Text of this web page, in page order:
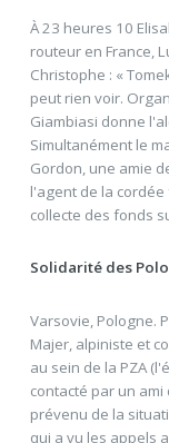
À 23 heures 10
routeur en France,
Christophe : «
peut rien voir.
Giambiasi donne
Simultanément le
Gordon, une amie
l'agent de la
collecte des fonds
Solidarité des
Varsovie, Pologne.
Majer, alpiniste et
au sein de la PZA
contacté par un ami
prévenu de la
qui a vu les appels